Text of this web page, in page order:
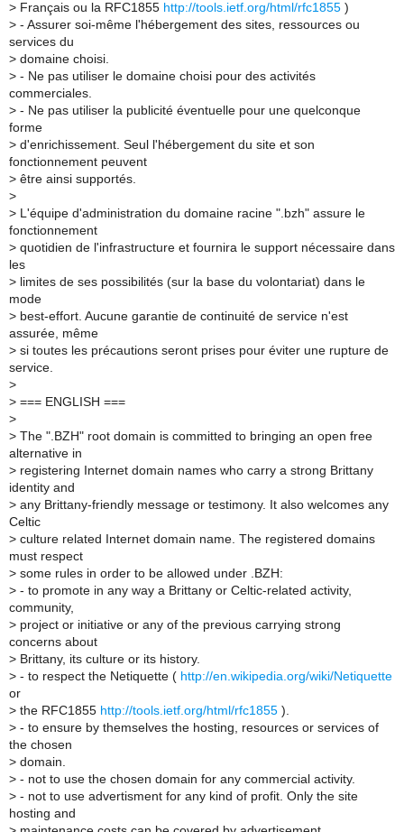
> Français ou la RFC1855 http://tools.ietf.org/html/rfc1855 )
> - Assurer soi-même l'hébergement des sites, ressources ou
services du
> domaine choisi.
> - Ne pas utiliser le domaine choisi pour des activités
commerciales.
> - Ne pas utiliser la publicité éventuelle pour une quelconque
forme
> d'enrichissement. Seul l'hébergement du site et son
fonctionnement peuvent
> être ainsi supportés.
>
> L'équipe d'administration du domaine racine ".bzh" assure le
fonctionnement
> quotidien de l'infrastructure et fournira le support nécessaire dans
les
> limites de ses possibilités (sur la base du volontariat) dans le
mode
> best-effort. Aucune garantie de continuité de service n'est
assurée, même
> si toutes les précautions seront prises pour éviter une rupture de
service.
>
> === ENGLISH ===
>
> The ".BZH" root domain is committed to bringing an open free
alternative in
> registering Internet domain names who carry a strong Brittany
identity and
> any Brittany-friendly message or testimony. It also welcomes any
Celtic
> culture related Internet domain name. The registered domains
must respect
> some rules in order to be allowed under .BZH:
> - to promote in any way a Brittany or Celtic-related activity,
community,
> project or initiative or any of the previous carrying strong
concerns about
> Brittany, its culture or its history.
> - to respect the Netiquette ( http://en.wikipedia.org/wiki/Netiquette
or
> the RFC1855 http://tools.ietf.org/html/rfc1855 ).
> - to ensure by themselves the hosting, resources or services of
the chosen
> domain.
> - not to use the chosen domain for any commercial activity.
> - not to use advertisment for any kind of profit. Only the site
hosting and